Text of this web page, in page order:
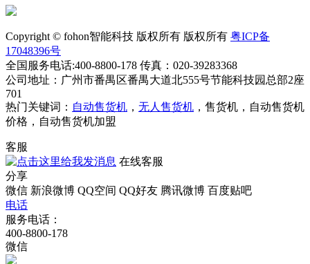
Copyright © fohon智能科技 版权所有 版权所有 粤ICP备
17048396号
全国服务电话:400-8800-178 传真：020-39283368
公司地址：广州市番禺区番禺大道北555号节能科技园总部2座
701
热门关键词： 自动售货机 ， 无人售货机 ，售货机，自动售货机
价格，自动售货机加盟
客服
在线客服
分享
微信 新浪微博 QQ空间 QQ好友 腾讯微博 百度贴吧
电话
服务电话：
400-8800-178
微信